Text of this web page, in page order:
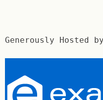
Generously Hosted